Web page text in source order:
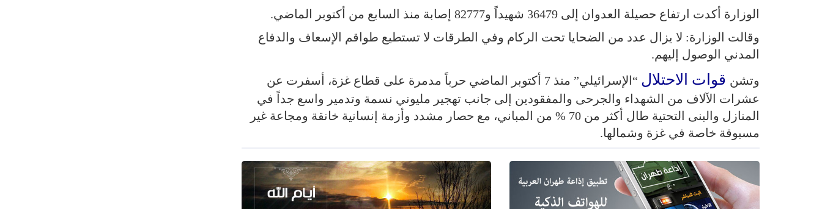
الوزارة أكدت ارتفاع حصيلة العدوان إلى 36479 شهيداً و82777 إصابة منذ السابع من أكتوبر الماضي.
وقالت الوزارة: لا يزال عدد من الضحايا تحت الركام وفي الطرقات لا تستطيع طواقم الإسعاف والدفاع
المدني الوصول إليهم.
وتشن قوات الاحتلال
“الإسرائيلي” منذ 7 أكتوبر الماضي حرباً مدمرة على قطاع غزة، أسفرت عن
عشرات الآلاف من الشهداء والجرحى والمفقودين إلى جانب تهجير مليوني نسمة وتدمير واسع جداً في
المنازل والبنى التحتية طال أكثر من 70 % من المباني، مع حصار مشدد وأزمة إنسانية خانقة ومجاعة غير
مسبوقة خاصة في غزة وشمالها.